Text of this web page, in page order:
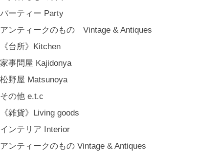
パーティー Party
アンティークのもの Vintage & Antiques
《台所》Kitchen
家事問屋 Kajidonya
松野屋 Matsunoya
その他 e.t.c
《雑貨》Living goods
インテリア Interior
アンティークのもの Vintage & Antiques